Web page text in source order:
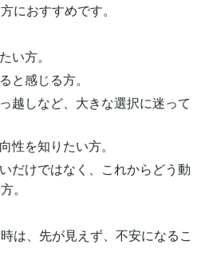
におすすめです。
い方。
と感じる方。
越しなど、大きな選択に迷って
性を知りたい方。
だけではなく、これからどう動
。
は、先が見えず、不安になるこ